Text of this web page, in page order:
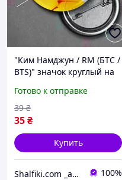
"Ким Намджун / RM (БТС /
BTS)" значок круглый на
Готово к отправке
35₴
39 ₴
Купить
Shalfiki.com _аниме и гик подполье_ 100%